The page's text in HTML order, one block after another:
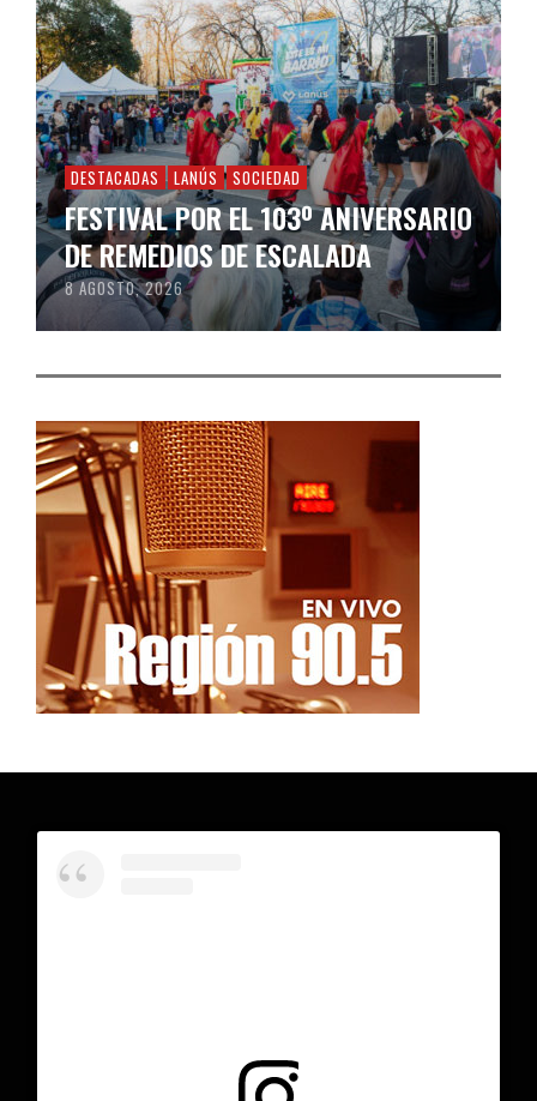
DESTACADAS LANÚS SOCIEDAD
FESTIVAL POR EL 103º ANIVERSARIO
DE REMEDIOS DE ESCALADA
8 AGOSTO, 2026